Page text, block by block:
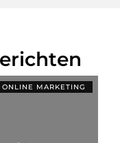
ONLINE MARKETING